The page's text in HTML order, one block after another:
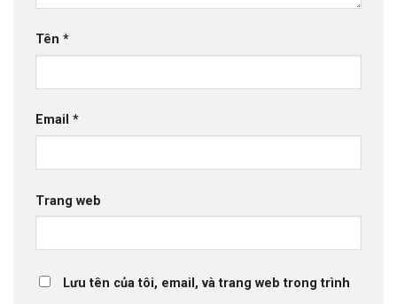
Tên *
Email *
Trang web
Lưu tên của tôi, email, và trang web trong trình